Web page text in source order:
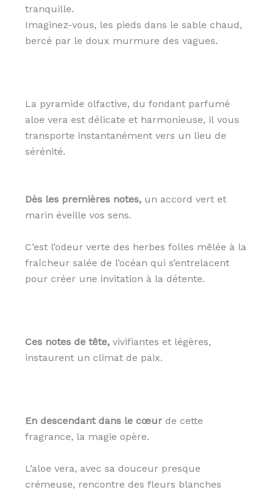
tranquille.
Imaginez-vous, les pieds dans le sable chaud,
bercé par le doux murmure des vagues.
La pyramide olfactive, du fondant parfumé
aloe vera est délicate et harmonieuse, il vous
transporte instantanément vers un lieu de
sérénité.
Dès les premières notes,un accord vert et
marin éveille vos sens.
C’est l’odeur verte des herbes folles mêlée à la
fraîcheur salée de l’océan qui s’entrelacent
pour créer une invitation à la détente.
Ces notes de tête,vivifiantes et légères,
instaurent un climat de paix.
En descendant dans le cœurde cette
fragrance, la magie opère.
L’aloe vera, avec sa douceur presque
crémeuse, rencontre des fleurs blanches